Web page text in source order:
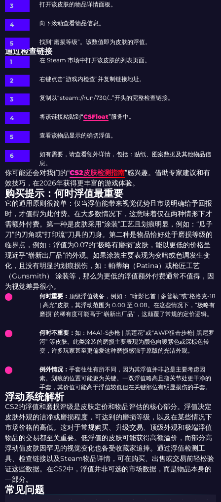
打开该皮肤的物品详情面板。
向下滚动查看物品信息。
找到“磨损等级”。该数值即为皮肤的浮值。
通过检查链接
在 Steam 市场中打开该皮肤的列表页面。
右键点击“游戏内检查”并复制链接地址。
复制以“steam://run/730/…”开头的完整检查链接。
将该链接粘贴到“CSFloat”服务中。
查看该物品显示的确切浮值。
如有需要，请查看额外详情，包括：贴纸、图案数据及其他物品信
息。
你可能还会对我们的“CS2皮肤检测指南”感兴趣。借助专家建议和有
效技巧，在2026年获得更丰富的游戏体验。
购买提示：何时浮值最重要
它的通用原则很简单：仅当浮值能带来视觉优势且市场明确给予回报
时，才值得为此付费。在大多数情况下，这意味着仅在两种情形下才
需额外付费。第一种是皮肤采用“涂装”工艺且划痕明显，例如：“瓜子
刀”的刀角或“打印流”刀具的刀身。第二种是物品恰好处于磨损等级的
临界点，例如：浮值为0.07的“极略有磨损”皮肤，能以更低的价格呈
现近乎“崭新出厂品”的外观。如果涂装主要表现为变暗或色调发生变
化，且没有明显的划痕损伤，如：帕蒂纳（Patina）或枪匠工艺
（Gunsmith） 涂装等，那么为更低的浮值额外付费通常不值得，因
为视觉差异很小。
何时重要： 顶级浮值装备，例如： “暗影匕首 | 多普勒”或“格洛克-18
| 高光”皮肤，其浮动范围为 0.00 至 0.08。在这些情况下，“极略有
磨损”的稀有度可能高于“崭新出厂品”，这颠覆了常规的定价逻辑。
何时不重要： 如：M4A1-S步枪 | 黑莲花”或“AWP狙击步枪| 黑尼罗
河” 等皮肤。此类涂装的磨损主要表现为颜色向暖紫色或深棕色转
变，许多玩家甚至更偏爱这种磨损感强于原版的光洁外观。
例外情况： 手套往往有所不同，因为其浮值并非总是主要考虑因
素。划痕的位置可能更为关键。一双浮值略高且指关节处更干净的
手套，其价值可能高于浮值较低但在关键部位有明显损伤的手套。
浮动系统解析
CS2的浮值和磨损评级是皮肤定价和物品评估的核心部分。浮值决定
皮肤外观的洁净或磨损程度，可达到的磨损等级，以及在某些情况下
市场价格的高低。这对于常规购买、升级交易、顶级外观和极端浮值
物品的交易都至关重要。低浮值的皮肤可能获得高额溢价，而部分高
浮动值皮肤因罕见的视觉变化也备受收藏家追捧。通过浮值检测工
具、检查链接以及Steam物品详情，可在购买、出售或交易前轻松验
证这些数据。在CS2中，浮值并非可选的市场数据，而是物品本身的
一部分。
常见问题